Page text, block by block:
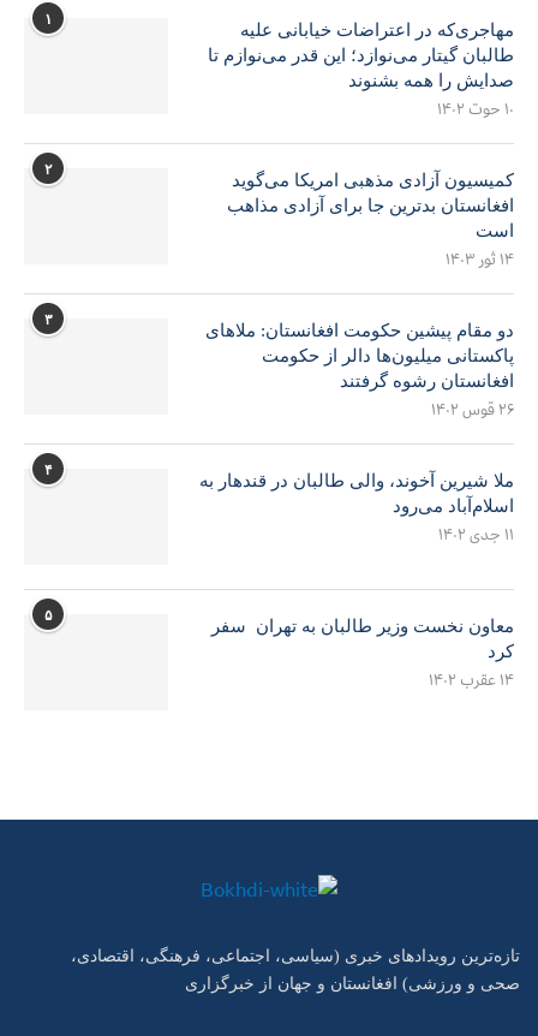
۱
مهاجری‌که در اعتراضات خیابانی علیه
طالبان گیتار می‌نوازد؛ این قدر می‌نوازم تا
صدایش را همه بشنوند
۱۰ حوت ۱۴۰۲
۲
کمیسیون آزادی مذهبی امریکا می‌گوید
افغانستان بدترین جا برای آزادی مذاهب
است
۱۴ ثور ۱۴۰۳
۳
دو مقام پیشین حکومت افغانستان: ملاهای
پاکستانی میلیون‌ها دالر از حکومت
افغانستان رشوه گرفتند
۲۶ قوس ۱۴۰۲
۴
ملا شیرین آخوند، والی طالبان در قندهار به
اسلام‌آباد می‌رود
۱۱ جدی ۱۴۰۲
۵
معاون نخست وزیر طالبان به تهران سفر
کرد
۱۴ عقرب ۱۴۰۲
تازه‌ترین رویدادهای خبری (سیاسی، اجتماعی، فرهنگی، اقتصادی،
صحی و ورزشی) افغانستان و جهان از خبرگزاری